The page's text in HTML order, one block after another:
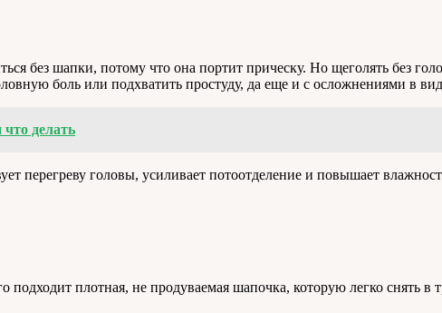
без шапки, потому что она портит прическу. Но щеголять без
боль или подхватить простуду, да еще и с осложнениями в
делать
перегреву головы, усиливает потоотделение и повышает
плотная, не продуваемая шапочка, которую легко снять